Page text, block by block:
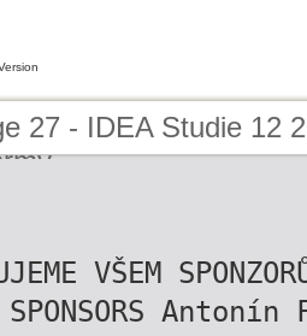
27 - IDEA Studie 12
VŠEM
SPONSORS